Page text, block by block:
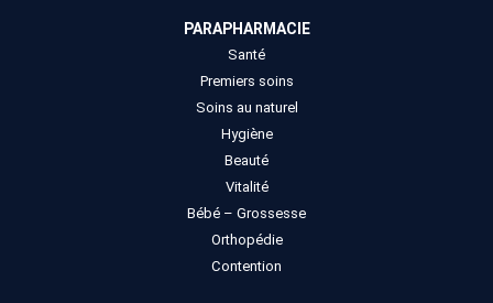
PARAPHARMACIE
Santé
Premiers soins
Soins au naturel
Hygiène
Beauté
Vitalité
Bébé – Grossesse
Orthopédie
Contention